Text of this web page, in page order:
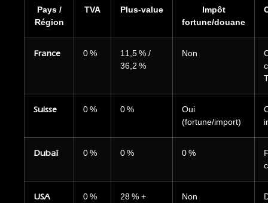
Pays /
Région
TVA Plus‑value
Impôt
fortune/douane
France 0 %
11,5 % /
36,2 %
Non
Suisse 0 % 0 %
Oui
(fortune/import)
Dubaï 0 % 0 % 0 %
USA 0 %
28 % +
Non